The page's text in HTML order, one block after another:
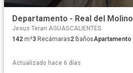
Departamento - Real del Molino
Jesus Teran AGUASCALIENTES
142 m²3 Recámaras2 BañosApartamento
Actualizado hace 6 días